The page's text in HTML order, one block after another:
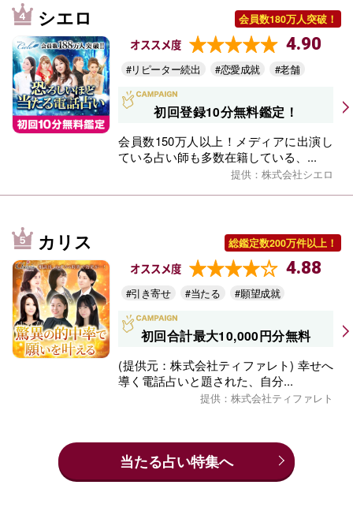
シエロ 会員数180万人突破！
オススメ度 4.90
#リピーター続出 #恋愛成就 #老舗
初回登録10分無料鑑定！
会員数150万人以上！メディアに出演し
ている占い師も多数在籍している、...
提供：株式会社シエロ
カリス 総鑑定数200万件以上！
オススメ度 4.88
#引き寄せ #当たる #願望成就
初回合計最大10,000円分無料
(提供元：株式会社ティファレト) 幸せへ
導く電話占いと題された、自分...
提供：株式会社ティファレト
当たる占い特集へ